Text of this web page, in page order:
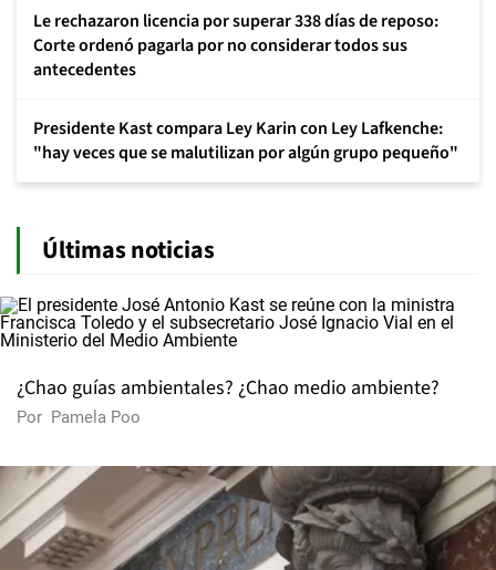
Le rechazaron licencia por superar 338 días de reposo:
Corte ordenó pagarla por no considerar todos sus
antecedentes
Presidente Kast compara Ley Karin con Ley Lafkenche:
"hay veces que se malutilizan por algún grupo pequeño"
Últimas noticias
¿Chao guías ambientales? ¿Chao medio ambiente?
Por Pamela Poo